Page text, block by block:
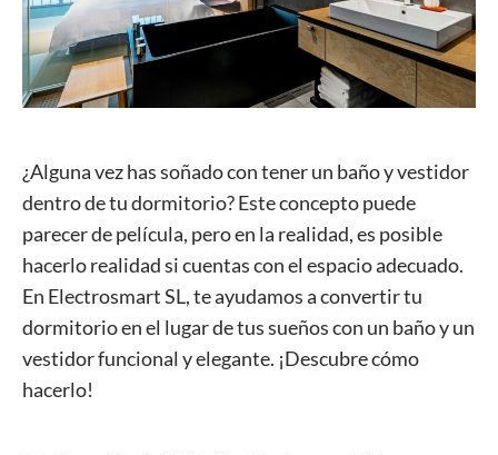
¿Alguna vez has soñado con tener un baño y vestidor
dentro de tu dormitorio? Este concepto puede
parecer de película, pero en la realidad, es posible
hacerlo realidad si cuentas con el espacio adecuado.
En Electrosmart SL, te ayudamos a convertir tu
dormitorio en el lugar de tus sueños con un baño y un
vestidor funcional y elegante. ¡Descubre cómo
hacerlo!